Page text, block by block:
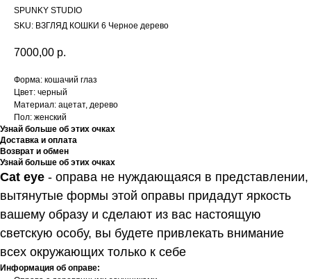
SPUNKY STUDIO
SKU: ВЗГЛЯД КОШКИ 6 Черное дерево
7000,00 р.
Форма: кошачий глаз
Цвет: черный
Материал: ацетат, дерево
Пол: женский
Узнай больше об этих очках
Доставка и оплата
Возврат и обмен
Узнай больше об этих очках
Cat eye - оправа не нуждающаяся в представлении,
вытянутые формы этой оправы придадут яркость
вашему образу и сделают из вас настоящую
светскую особу, вы будете привлекать внимание
всех окружающих только к себе
Информация об оправе: